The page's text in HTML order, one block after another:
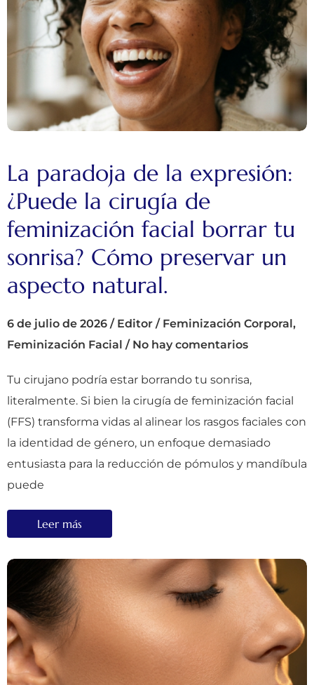
La paradoja de la expresión:
¿Puede la cirugía de
feminización facial borrar tu
sonrisa? Cómo preservar un
aspecto natural.
6 de julio de 2026 / Editor / Feminización Corporal,
Feminización Facial / No hay comentarios
Tu cirujano podría estar borrando tu sonrisa,
literalmente. Si bien la cirugía de feminización facial
(FFS) transforma vidas al alinear los rasgos faciales con
la identidad de género, un enfoque demasiado
entusiasta para la reducción de pómulos y mandíbula
puede
Leer más